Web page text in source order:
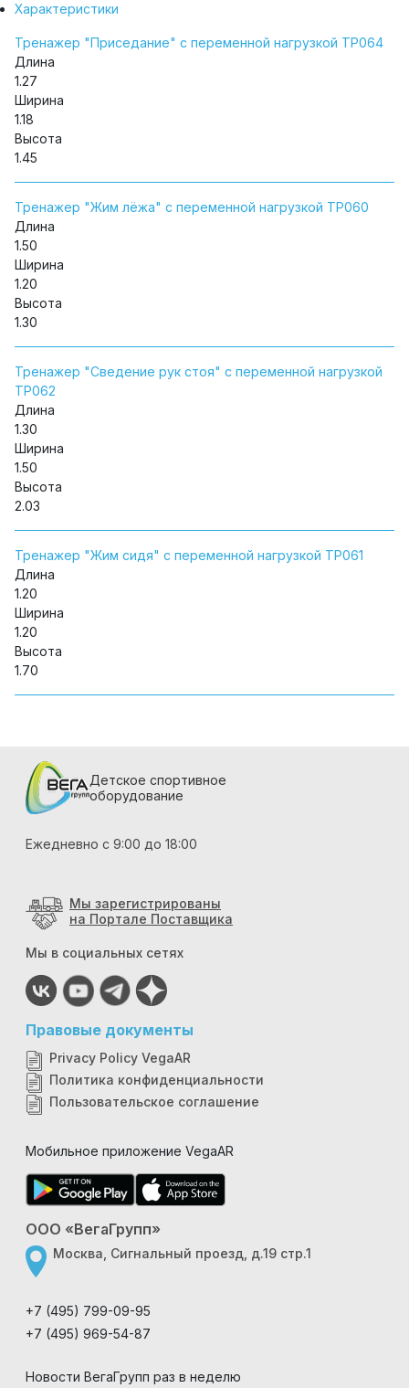
Характеристики
Тренажер "Приседание" с переменной нагрузкой ТР064
Длина
1.27
Ширина
1.18
Высота
1.45
Тренажер "Жим лёжа" с переменной нагрузкой ТР060
Длина
1.50
Ширина
1.20
Высота
1.30
Тренажер "Сведение рук стоя" с переменной нагрузкой
ТР062
Длина
1.30
Ширина
1.50
Высота
2.03
Тренажер "Жим сидя" с переменной нагрузкой ТР061
Длина
1.20
Ширина
1.20
Высота
1.70
Детское спортивное
оборудование
Ежедневно с 9:00 до 18:00
Мы зарегистрированы
на Портале Поставщика
Мы в социальных сетях
Правовые документы
Privacy Policy VegaAR
Политика конфиденциальности
Пользовательское соглашение
Мобильное приложение VegaAR
ООО «ВегаГрупп»
Москва, Сигнальный проезд, д.19 стр.1
+7 (495) 799-09-95
+7 (495) 969-54-87
Новости ВегаГрупп раз в неделю